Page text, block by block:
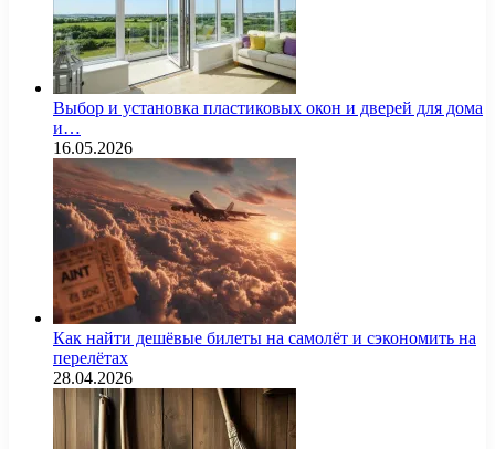
Выбор и установка пластиковых окон и дверей для дома
и…
16.05.2026
Как найти дешёвые билеты на самолёт и сэкономить на
перелётах
28.04.2026